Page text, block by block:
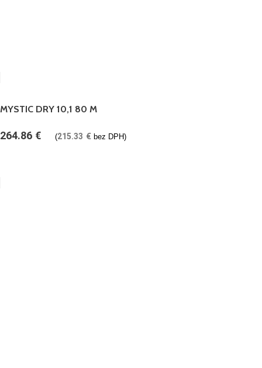
MYSTIC DRY 10,1 80 M
264.86 € (215.33 € bez DPH)